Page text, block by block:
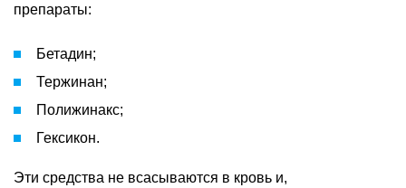
препараты:
Бетадин;
Тержинан;
Полижинакс;
Гексикон.
Эти средства не всасываются в кровь и,